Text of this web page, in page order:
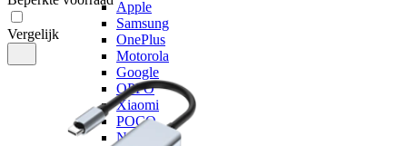
Apple
Samsung
OnePlus
Motorola
Google
OPPO
Xiaomi
POCO
Nothing
Vergelijk